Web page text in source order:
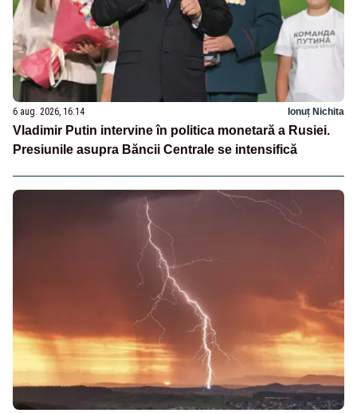
6 aug. 2026, 16:14 Ionuț Nichita
Vladimir Putin intervine în politica monetară a Rusiei.
Presiunile asupra Băncii Centrale se intensifică